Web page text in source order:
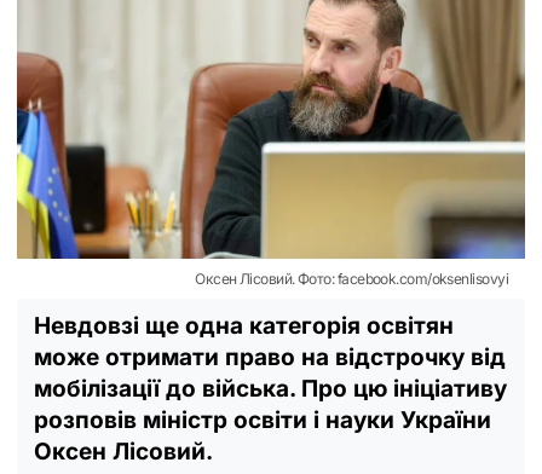
Оксен Лісовий. Фото: facebook.com/oksenlisovyi
Невдовзі ще одна категорія освітян
може отримати право на відстрочку від
мобілізації до війська. Про цю ініціативу
розповів міністр освіти і науки України
Оксен Лісовий.